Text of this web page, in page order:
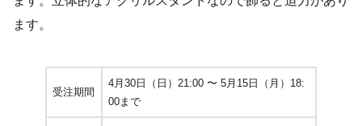
ます。
受注期間
4月30日（日）21:00 〜 5月15日（月）18:
00まで